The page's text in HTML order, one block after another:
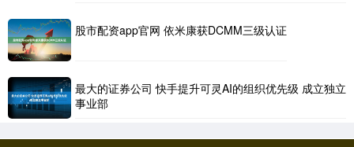
股市配资app官网 依米康获DCMM三级认证
最大的证券公司 快手提升可灵AI的组织优先级 成立独立
事业部